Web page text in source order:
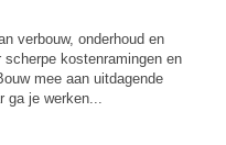
verbouw, onderhoud en
kostenramingen en
mee aan uitdagende
ga je werken...